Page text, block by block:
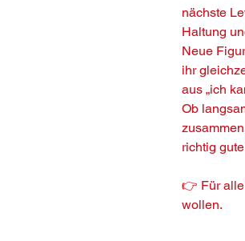
nächste
Haltung
Neue
ihr
aus „ich
Ob
richtig
👉 Für alle
wollen.